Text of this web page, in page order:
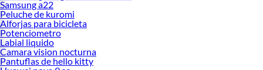
Samsung a22
Peluche de kuromi
Alforjas para bicicleta
Potenciometro
Labial liquido
Camara vision nocturna
Pantuflas de hello kitty